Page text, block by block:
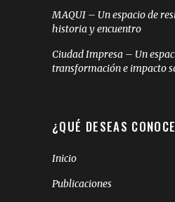
MAQUI – Un espacio de
historia y encuentro
Ciudad Impresa – Un
transformación e impacto
¿QUÉ DESEAS
Inicio
Publicaciones